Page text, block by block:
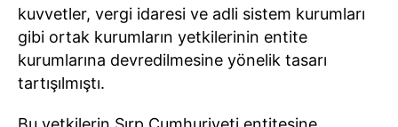
kuvvetler, vergi idaresi ve adli sistem kurumları
gibi ortak kurumların yetkilerinin entite
kurumlarına devredilmesine yönelik tasarı
tartışılmıştı.